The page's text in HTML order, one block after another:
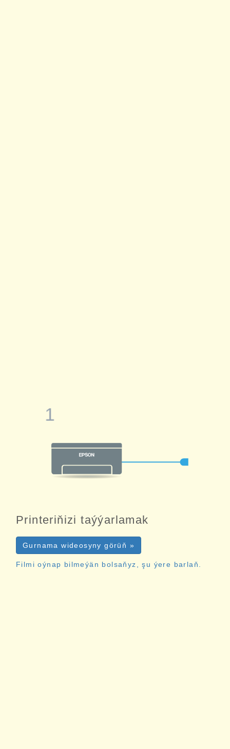
Printeriňizi taýýarlamak
Gurnama wideosyny görüň »
Filmi oýnap bilmeýän bolsaňyz, şu ýere barlaň.